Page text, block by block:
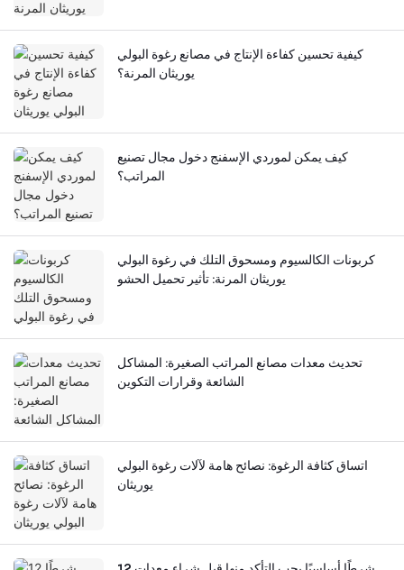
كيفية تحسين كفاءة الإنتاج في مصانع رغوة البولي
يوريثان المرنة؟
كيف يمكن لموردي الإسفنج دخول مجال تصنيع
المراتب؟
كربونات الكالسيوم ومسحوق التلك في رغوة البولي
يوريثان المرنة: تأثير تحميل الحشو
تحديث معدات مصانع المراتب الصغيرة: المشاكل
الشائعة وقرارات التكوين
اتساق كثافة الرغوة: نصائح هامة لآلات رغوة البولي
يوريثان